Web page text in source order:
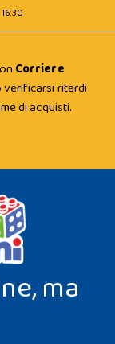
Corriere
ritardi
di acquisti.
ma